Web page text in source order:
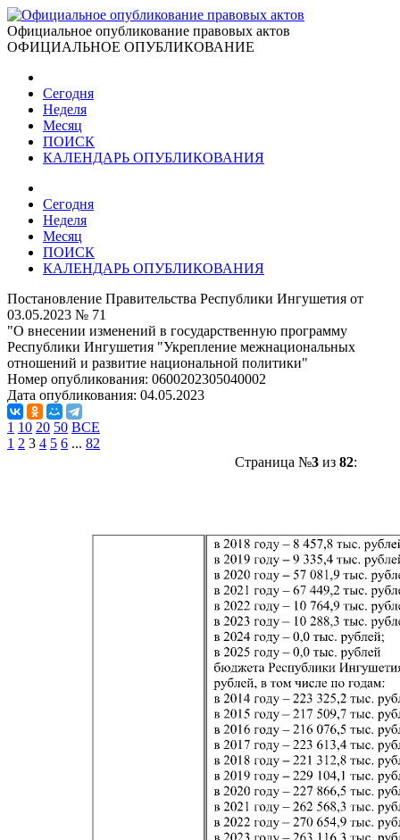
Официальное опубликование правовых актов
ОФИЦИАЛЬНОЕ ОПУБЛИКОВАНИЕ
Сегодня
Неделя
Месяц
ПОИСК
КАЛЕНДАРЬ ОПУБЛИКОВАНИЯ
Сегодня
Неделя
Месяц
ПОИСК
КАЛЕНДАРЬ ОПУБЛИКОВАНИЯ
Постановление Правительства Республики Ингушетия от
03.05.2023 № 71
"О внесении изменений в государственную программу
Республики Ингушетия "Укрепление межнациональных
отношений и развитие национальной политики"
Номер опубликования: 0600202305040002
Дата опубликования: 04.05.2023
1 10 20 50 ВСЕ
1 2 3 4 5 6 ... 82
Страница №3из 82: